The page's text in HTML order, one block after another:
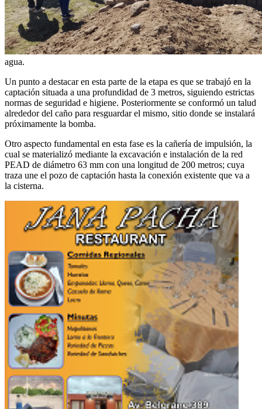
agua.
Un punto a destacar en esta parte de la etapa es que se trabajó en la
captación situada a una profundidad de 3 metros, siguiendo estrictas
normas de seguridad e higiene. Posteriormente se conformó un talud
alrededor del caño para resguardar el mismo, sitio donde se instalará
próximamente la bomba.
Otro aspecto fundamental en esta fase es la cañería de impulsión, la
cual se materializó mediante la excavación e instalación de la red
PEAD de diámetro 63 mm con una longitud de 200 metros; cuya
traza une el pozo de captación hasta la conexión existente que va a
la cisterna.